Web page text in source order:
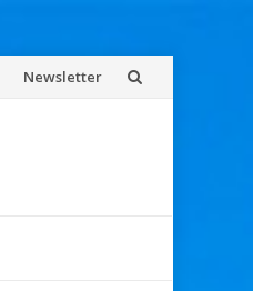
Newsletter